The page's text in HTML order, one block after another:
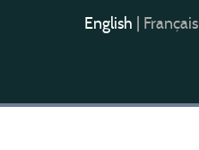
English Français